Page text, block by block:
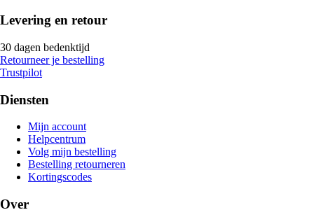
Levering en retour
30 dagen bedenktijd
Retourneer je bestelling
Trustpilot
Diensten
Mijn account
Helpcentrum
Volg mijn bestelling
Bestelling retourneren
Kortingscodes
Over